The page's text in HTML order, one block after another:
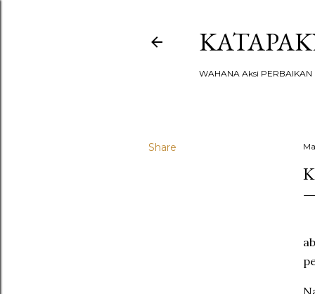
WAHANA Aksi
Share